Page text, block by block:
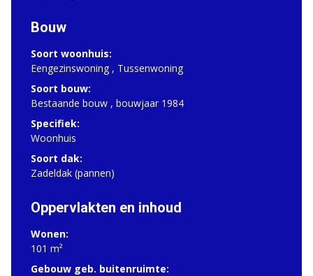
Bouw
Soort woonhuis:
Eengezinswoning , Tussenwoning
Soort bouw:
Bestaande bouw , bouwjaar 1984
Specifiek:
Woonhuis
Soort dak:
Zadeldak (pannen)
Oppervlakten en inhoud
Wonen:
101 m²
Gebouw geb. buitenruimte: